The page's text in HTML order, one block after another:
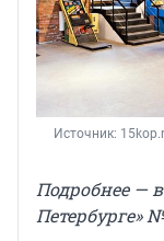
Источник:
Подробнее —
Петербурге»